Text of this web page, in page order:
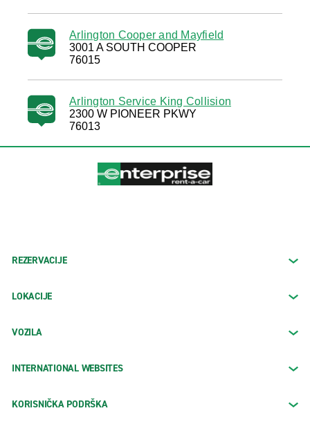
Arlington Cooper and Mayfield
3001 A SOUTH COOPER
76015
Arlington Service King Collision
2300 W PIONEER PKWY
76013
REZERVACIJE
LOKACIJE
VOZILA
INTERNATIONAL WEBSITES
KORISNIČKA PODRŠKA